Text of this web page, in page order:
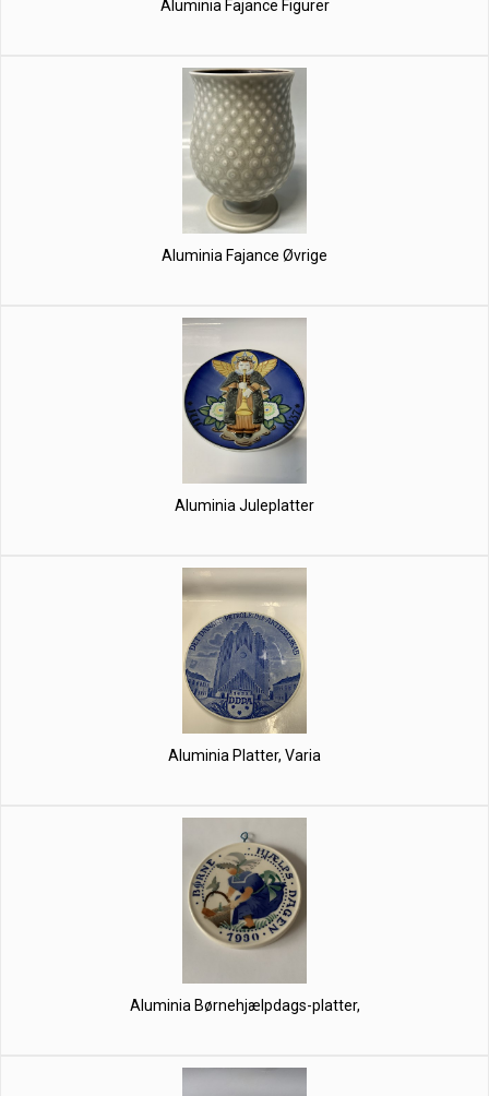
Aluminia Fajance Figurer
Aluminia Fajance Øvrige
Aluminia Juleplatter
Aluminia Platter, Varia
Aluminia Børnehjælpdags-platter,